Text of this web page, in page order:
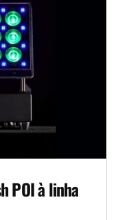
POI à linha